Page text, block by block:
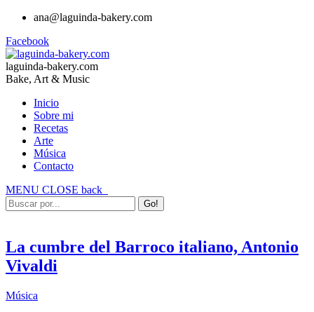
ana@laguinda-bakery.com
Facebook
laguinda-bakery.com
Bake, Art & Music
Inicio
Sobre mi
Recetas
Arte
Música
Contacto
MENU CLOSE back
La cumbre del Barroco italiano, Antonio
Vivaldi
Música